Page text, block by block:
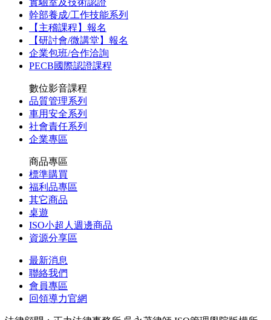
實驗室及技術認證
幹部養成/工作技能系列
【主稽課程】報名
【研討會/微講堂】報名
企業包班/合作洽詢
PECB國際認證課程
數位影音課程
品質管理系列
車用安全系列
社會責任系列
企業專區
商品專區
標準購買
福利品專區
其它商品
桌遊
ISO小超人週邊商品
資源分享區
最新消息
聯絡我們
會員專區
回領導力官網